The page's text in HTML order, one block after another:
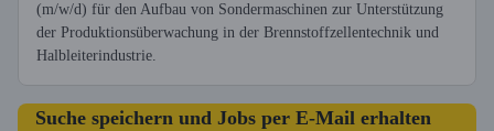
(m/w/d) für den Aufbau von Sondermaschinen zur Unterstützung
der Produktionsüberwachung in der Brennstoffzellentechnik und
Halbleiterindustrie.
Suche speichern und Jobs per E-Mail erhalten